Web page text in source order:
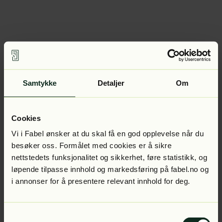
Samtykke Detaljer Om
Cookies
Vi i Fabel ønsker at du skal få en god opplevelse når du
besøker oss. Formålet med cookies er å sikre
nettstedets funksjonalitet og sikkerhet, føre statistikk, og
løpende tilpasse innhold og markedsføring på fabel.no og
i annonser for å presentere relevant innhold for deg.